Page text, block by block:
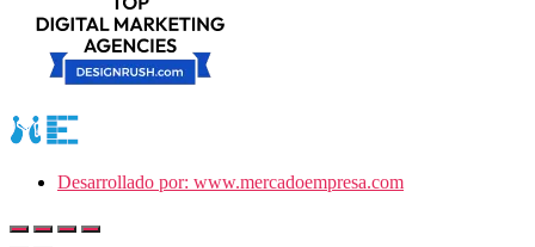
Desarrollado por: www.mercadoempresa.com